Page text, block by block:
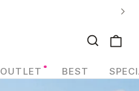
OUTLET BEST